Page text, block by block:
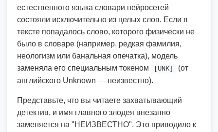
естественного языка словари нейросетей
состояли исключительно из целых слов. Если в
тексте попадалось слово, которого физически не
было в словаре (например, редкая фамилия,
неологизм или банальная опечатка), модель
заменяла его специальным токеном
[UNK]
(от
английского Unknown — неизвестно).
Представьте, что вы читаете захватывающий
детектив, и имя главного злодея внезапно
заменяется на "НЕИЗВЕСТНО". Это приводило к